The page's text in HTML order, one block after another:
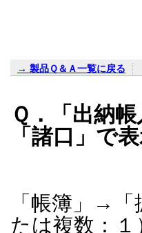
→ 製品Ｑ＆Ａ一覧に戻る
Ｑ．「出納
「諸口」で
「帳簿」→
たは複数：